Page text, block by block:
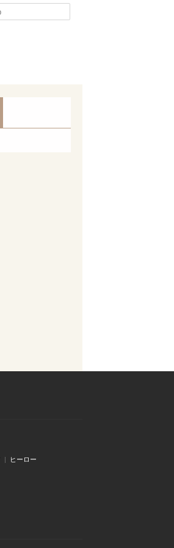
ヒーロー